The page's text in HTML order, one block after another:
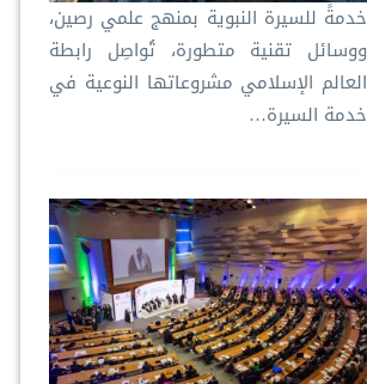
خدمةً للسيرة النبوية بمنهج علمي رصين،
ووسائل تقنية متطورة، تُواصِل رابطة
العالم الإسلامي مشروعاتها النوعية في
خدمة السيرة…